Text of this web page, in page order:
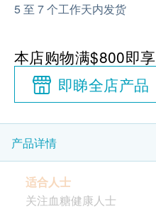
5 至 7 个工作天内发货
本店购物满$800即享
即睇全店产品
产品详情
适合人士
关注血糖健康人士